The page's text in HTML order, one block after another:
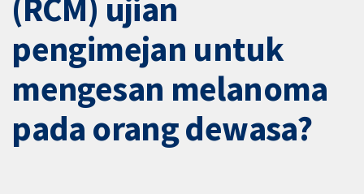
(RCM) ujian
pengimejan untuk
mengesan melanoma
pada orang dewasa?